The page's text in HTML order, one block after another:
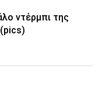
ντέρμπι της
(pics)